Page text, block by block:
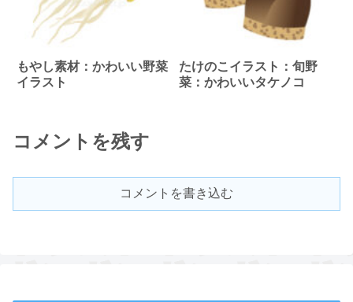
もやし素材：かわいい野菜
イラスト
たけのこイラスト：旬野
菜：かわいいタケノコ
コメントを残す
コメントを書き込む